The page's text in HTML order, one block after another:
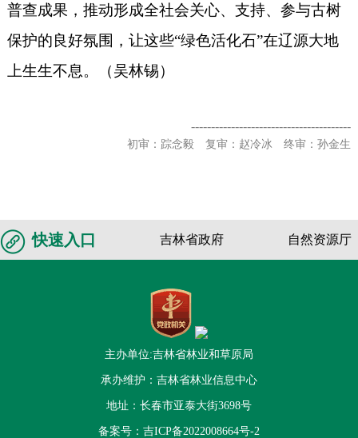
普查成果，推动形成全社会关心、支持、参与古树
保护的良好氛围，让这些“绿色活化石”在辽源大地
上生生不息。（吴林锡）
----------------------------------------
初审：踪念毅 复审：赵冷冰 终审：孙金生
快速入口 吉林省政府 自然资源厅
主办单位:吉林省林业和草原局
承办维护：吉林省林业信息中心
地址：长春市亚泰大街3698号
备案号： 吉ICP备2022008664号-2